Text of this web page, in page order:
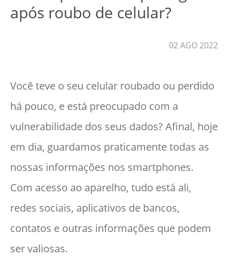
após roubo de celular?
02 AGO 2022
Você teve o seu celular roubado ou perdido
há pouco, e está preocupado com a
vulnerabilidade dos seus dados? Afinal, hoje
em dia, guardamos praticamente todas as
nossas informações nos smartphones.
Com acesso ao aparelho, tudo está ali,
redes sociais, aplicativos de bancos,
contatos e outras informações que podem
ser valiosas.